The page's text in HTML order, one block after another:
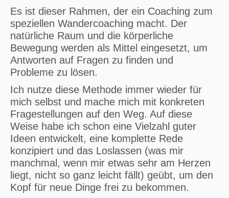
Es ist dieser Rahmen, der ein Coaching zum
speziellen Wandercoaching macht. Der
natürliche Raum und die körperliche
Bewegung werden als Mittel eingesetzt, um
Antworten auf Fragen zu finden und
Probleme zu lösen.
Ich nutze diese Methode immer wieder für
mich selbst und mache mich mit konkreten
Fragestellungen auf den Weg. Auf diese
Weise habe ich schon eine Vielzahl guter
Ideen entwickelt, eine komplette Rede
konzipiert und das Loslassen (was mir
manchmal, wenn mir etwas sehr am Herzen
liegt, nicht so ganz leicht fällt) geübt, um den
Kopf für neue Dinge frei zu bekommen.